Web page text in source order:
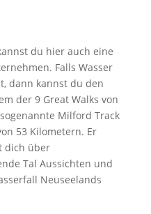
du hier auch eine
Falls Wasser
dann kannst du den
der 9 Great Walks von
Milford Track
53 Kilometern. Er
dich über
Tal Aussichten und
Neuseelands